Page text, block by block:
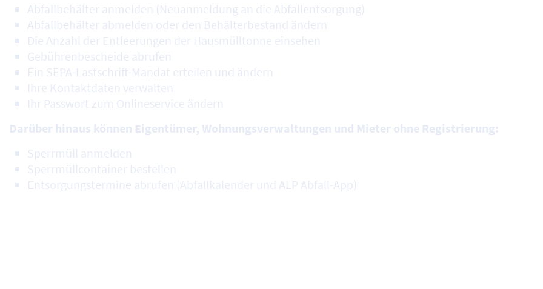
Abfallbehälter anmelden (Neuanmeldung an die Abfallentsorgung)
Abfallbehälter abmelden oder den Behälterbestand ändern
Die Anzahl der Entleerungen der Hausmülltonne einsehen
Gebührenbescheide abrufen
Ein SEPA-Lastschrift-Mandat erteilen und ändern
Ihre Kontaktdaten verwalten
Ihr Passwort zum Onlineservice ändern
Darüber hinaus können Eigentümer, Wohnungsverwaltungen und Mieter ohne Registrierung:
Sperrmüll anmelden
Sperrmüllcontainer bestellen
Entsorgungstermine abrufen (Abfallkalender und ALP Abfall-App)